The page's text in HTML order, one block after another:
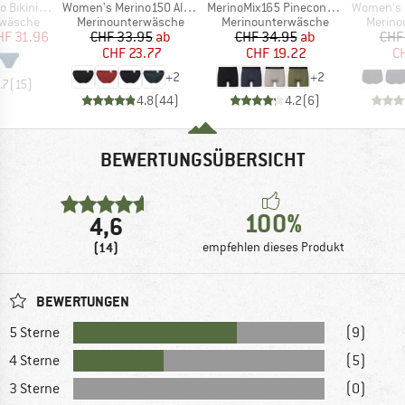
Boxed
Preis
31.96
(15)
Artikel
Women's Merino150 AlsenSt. Brief
Produktgruppe
Merinounterwäsche
Preis
CHF 33.95reduzierter Preis
ab
CHF 23.77
+2
4.8(44)
Artikel
MerinoMix165 PineconeHe. Boxer
Produktgruppe
Merinounterwäsche
Preis
CHF 34.95reduzierter Preis
ab
CHF 19.22
+2
4.2(6)
Artikel
Women's
BEWERTUNGSÜBERSICHT
4,6
(14)
100%
empfehlen dieses Produkt
BEWERTUNGEN
5 Sterne
(9)
4 Sterne
(5)
3 Sterne
(0)